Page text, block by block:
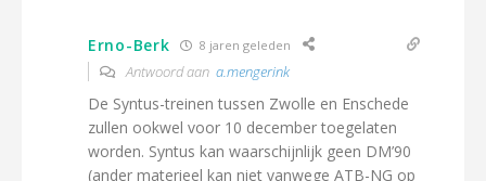
Erno-Berk 8 jaren geleden
Antwoord aan a.mengerink
De Syntus-treinen tussen Zwolle en Enschede
zullen ookwel voor 10 december toegelaten
worden. Syntus kan waarschijnlijk geen DM’90
(ander materieel kan niet vanwege ATB-NG op